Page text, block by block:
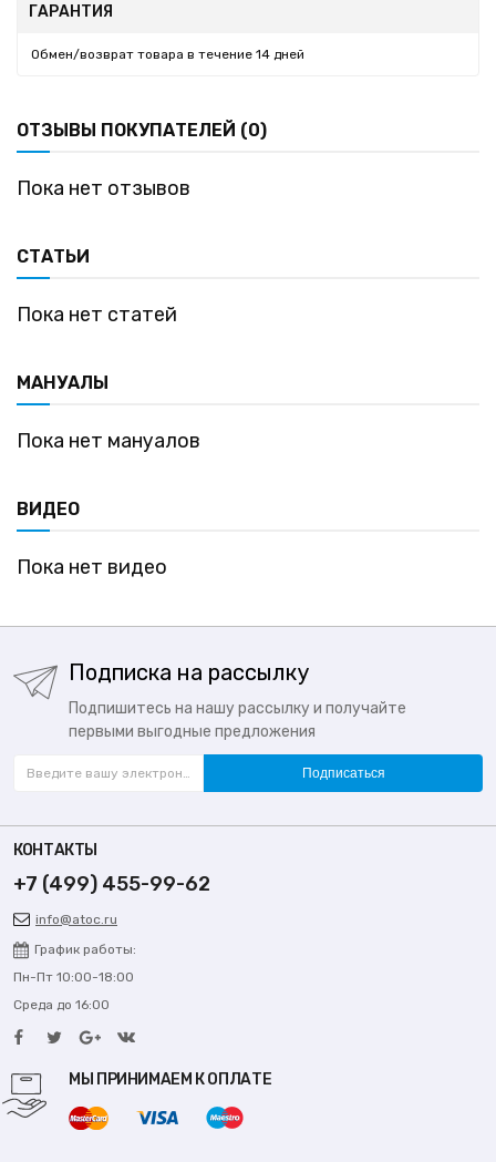
ГАРАНТИЯ
Обмен/возврат товара в течение 14 дней
ОТЗЫВЫ ПОКУПАТЕЛЕЙ (0)
Пока нет отзывов
СТАТЬИ
Пока нет статей
МАНУАЛЫ
Пока нет мануалов
ВИДЕО
Пока нет видео
Подписка на рассылку
Подпишитесь на нашу рассылку и получайте
первыми выгодные предложения
Подписаться
КОНТАКТЫ
+7 (499) 455-99-62
info@atoc.ru
График работы:
Пн-Пт 10:00-18:00
Среда до 16:00
МЫ ПРИНИМАЕМ К ОПЛАТЕ